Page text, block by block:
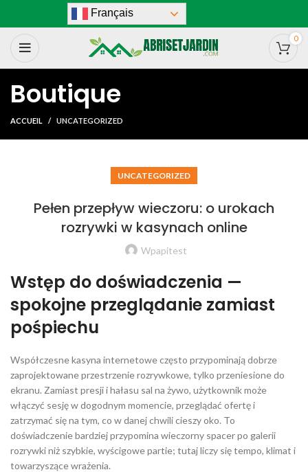
Français
0
Boutique
ACCUEIL UNCATEGORIZED
UNCATEGORIZED
Pełen przepływ wieczoru: o urokach
rozrywki w kasynach online
Wpapitest
Wstęp do doświadczenia —
spokojne przeglądanie zamiast
pośpiechu
Współczesne kasyna internetowe często przypominają dobrze
zaprojektowane przestrzenie rozrywkowe, tylko przeniesione do
ekranu. Zamiast presji i hałasu sal na żywo, użytkownik może
włączyć sesję w dogodnym momencie, przeglądać ofertę i
zatrzymać się na tym, co w danej chwili cieszy oko. To
doświadczenie bardziej przypomina wieczorny spacer po galerii
rozrywki niż szybkie, wyścigowe partie; tutaj liczy się tempo, klimat i
towarzyszące wrażenia.